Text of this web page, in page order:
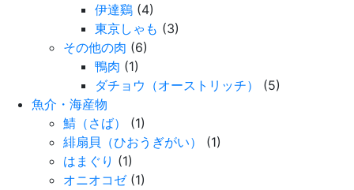
伊達鷄 (4)
東京しゃも (3)
その他の肉 (6)
鴨肉 (1)
ダチョウ（オーストリッチ）
(5)
魚介・海産物
鯖（さば）
(1)
緋扇貝（ひおうぎがい）
(1)
はまぐり (1)
オニオコゼ(1)